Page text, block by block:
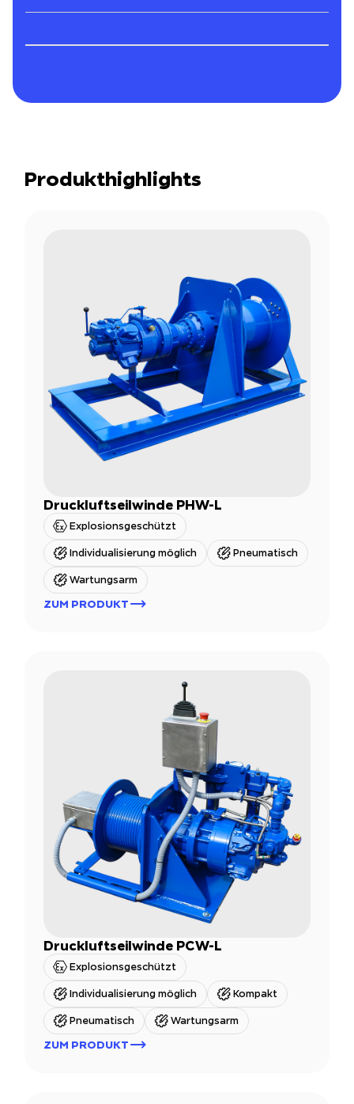
Produkthighlights
Druckluftseilwinde PHW-L
Explosionsgeschützt
Individualisierung möglich Pneumatisch
Wartungsarm
ZUM PRODUKT
Druckluftseilwinde PCW-L
Explosionsgeschützt
Individualisierung möglich Kompakt
Pneumatisch Wartungsarm
ZUM PRODUKT